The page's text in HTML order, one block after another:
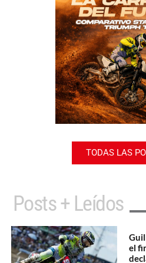
TODAS LAS
Posts + Leídos
el